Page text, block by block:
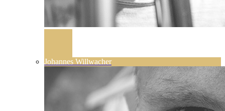
Johannes Willwacher